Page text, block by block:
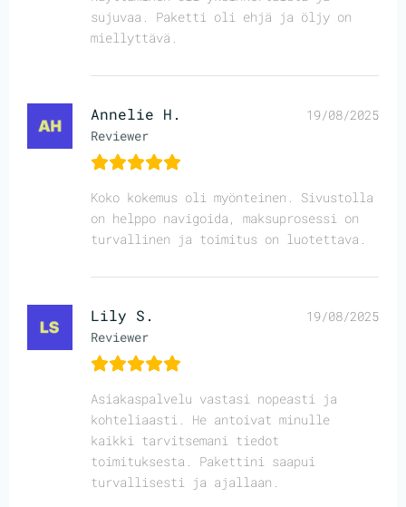
sujuvaa. Paketti oli ehjä ja öljy on
miellyttävä.
Annelie H.
Reviewer
19/08/2025
Koko kokemus oli myönteinen. Sivustolla
on helppo navigoida, maksuprosessi on
turvallinen ja toimitus on luotettava.
Lily S.
Reviewer
19/08/2025
Asiakaspalvelu vastasi nopeasti ja
kohteliaasti. He antoivat minulle
kaikki tarvitsemani tiedot
toimituksesta. Pakettini saapui
turvallisesti ja ajallaan.